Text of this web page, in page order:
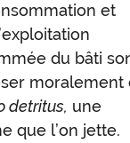
et
du bâti
moralement
detritus, une
que l’on jette.